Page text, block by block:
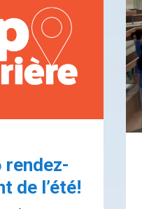
rendez-
de l’été!